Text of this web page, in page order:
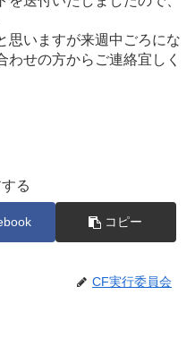
思いますが来週中ごろにな
わせの方からご連絡宜しく
る
コピー
CF実行委員会